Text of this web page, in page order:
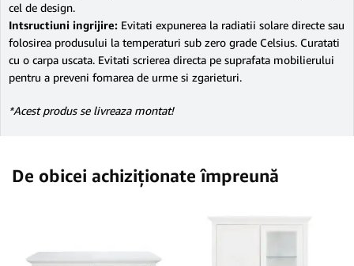
cel de design.
Intsructiuni ingrijire: Evitati expunerea la radiatii solare directe sau
folosirea produsului la temperaturi sub zero grade Celsius. Curatati
cu o carpa uscata. Evitati scrierea directa pe suprafata mobilierului
pentru a preveni fomarea de urme si zgarieturi.
*Acest produs se livreaza montat!
De obicei achiziționate împreună